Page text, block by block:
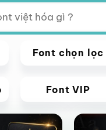
Font chọn lọc
Font VIP
Giảm giá!